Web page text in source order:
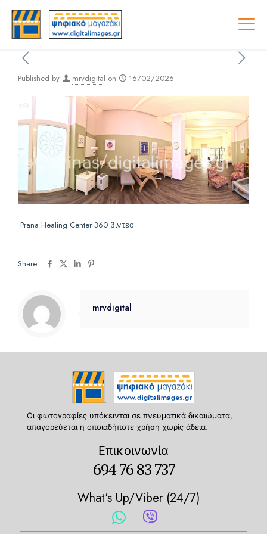
Published by mrvdigital on 16/02/2026
Prana Healing Center 360 βίντεο
Share
mrvdigital
Οι φωτογραφίες υπόκεινται σε πνευματικά δικαιώματα,
απαγορεύεται η οποιαδήποτε χρήση χωρίς άδεια.
Επικοινωνία
694 76 83 737
What's Up/Viber (24/7)